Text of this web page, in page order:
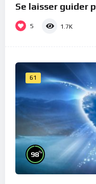
Se laisser guider
5 1.7K
61
98%